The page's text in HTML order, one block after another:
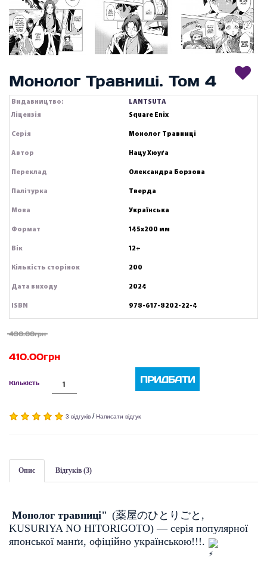
Монолог Травниці. Том 4
Видавництво:
LANTSUTA
Ліцензія
Square Enix
Серія Монолог Травниці
Автор Нацу Хюуґа
Переклад Олександра Борзова
Палітурка Тверда
Мова Українська
Формат 145х200 мм
Вік 12+
Кількість сторінок 200
Дата виходу 2024
ISBN 978-617-8202-22-4
430.00грн
410.00грн
Кількість ПРИДБАТИ
3 відгуків /Написати відгук
Опис Відгуків (3)
Монолог травниці" (薬屋のひとりごと
KUSURIYA NO HITORIGOTO) — серія популярної
японської манґи, офіційно українською!!!.